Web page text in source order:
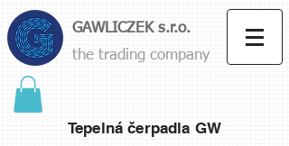
GAWLICZEK s.r.o.
the trading company
Tepelná čerpadla GW